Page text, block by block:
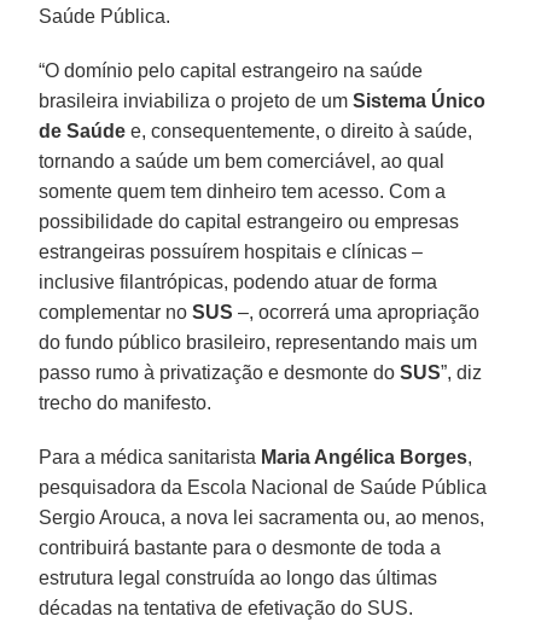
Saúde Pública.
“O domínio pelo capital estrangeiro na saúde
brasileira inviabiliza o projeto de umSistema Único
de Saúde e, consequentemente, o direito à saúde,
tornando a saúde um bem comerciável, ao qual
somente quem tem dinheiro tem acesso. Com a
possibilidade do capital estrangeiro ou empresas
estrangeiras possuírem hospitais e clínicas –
inclusive filantrópicas, podendo atuar de forma
complementar noSUS –, ocorrerá uma apropriação
do fundo público brasileiro, representando mais um
passo rumo à privatização e desmonte doSUS”, diz
trecho do manifesto.
Para a médica sanitarista Maria Angélica Borges,
pesquisadora da Escola Nacional de Saúde Pública
Sergio Arouca, a nova lei sacramenta ou, ao menos,
contribuirá bastante para o desmonte de toda a
estrutura legal construída ao longo das últimas
décadas na tentativa de efetivação do SUS.